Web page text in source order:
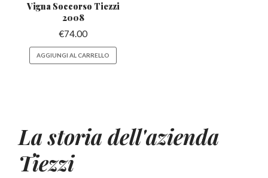
Vigna Soccorso Tiezzi
2008
€74.00
AGGIUNGI AL CARRELLO
La storia dell'azienda
Tiezzi